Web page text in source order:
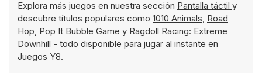
Explora más juegos en nuestra sección Pantalla táctil y
descubre títulos populares como 1010 Animals, Road
Hop, Pop It Bubble Game y Ragdoll Racing: Extreme
Downhill - todo disponible para jugar al instante en
Juegos Y8.